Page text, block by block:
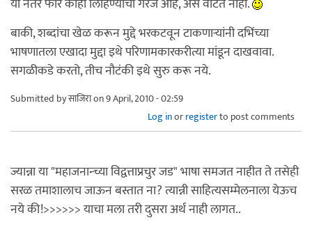
बाकी, शब्दांचा खेळ करून मुद्दे भरकटवून टाकणार्‍यांनी दभिंच्या
भाषणातला एखादा मुद्दा इथे परिणामकारकरीत्या मांडून दाखवावा.
सगळीकडे करतो, तीच नौटंकी इथे सुरु करू नये.
Submitted byसाजिराon 9 April, 2010 - 02:59
Log inorregisterto post comments
ज्यान्ना या "महाजनान्च्या विद्वत्ताप्रचुर जड" भाषा समजत नाहीत ते तसेही
सरळ तमाशालाच जाऊन बस्तात ना? त्यान्नी साहित्यसम्मेलनाला येऊच
नये की!>>>>>> याचा मला तरी दुसरा अर्थ नाही लागत..